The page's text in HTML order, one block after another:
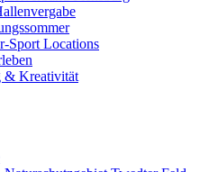
Sport Locations
& Kreativität